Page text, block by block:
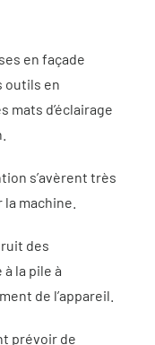
en façade
outils en
mats d’éclairage
s’avèrent très
machine.
des
la pile à
de l’appareil.
prévoir de